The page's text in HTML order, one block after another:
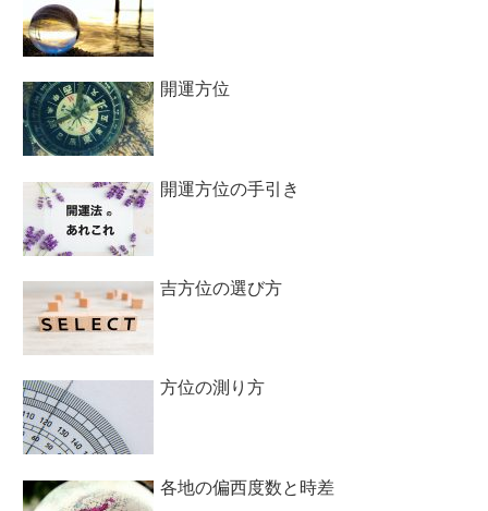
開運方位
開運方位の手引き
吉方位の選び方
方位の測り方
各地の偏西度数と時差